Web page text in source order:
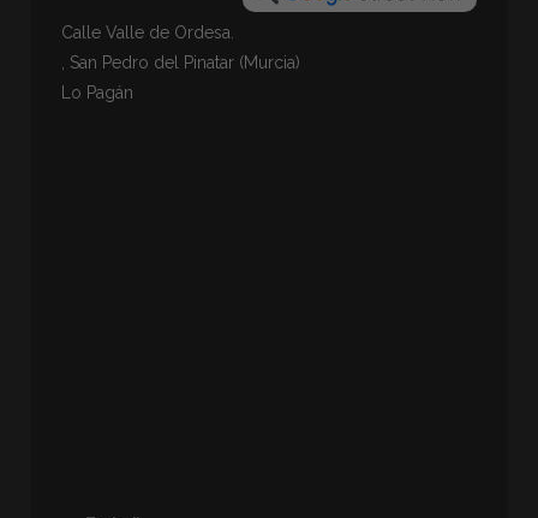
Calle Valle de Ordesa.
, San Pedro del Pinatar (Murcia)
Lo Pagán